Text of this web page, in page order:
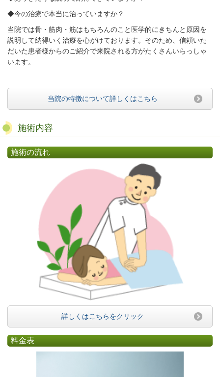
◆今の治療で本当に治っていますか？
当院では骨・筋肉・筋はもちろんのこと医学的にきちんと原因を
説明して納得いく治療を心がけております。そのため、信頼いた
だいた患者様からのご紹介で来院される方がたくさんいらっしゃ
います。
当院の特徴について詳しくはこちら
施術内容
施術の流れ
詳しくはこちらをクリック
料金表